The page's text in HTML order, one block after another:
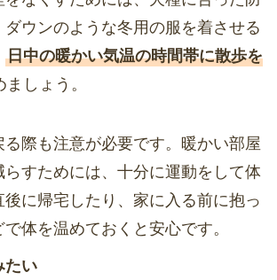
ウンのような冬用の服を着させる
日中の暖かい気温の時間帯に散歩を
しょう。
る際も注意が必要です。暖かい部屋
らすためには、十分に運動をして体
に帰宅したり、家に入る前に抱っ
体を温めておくと安心です。
たい